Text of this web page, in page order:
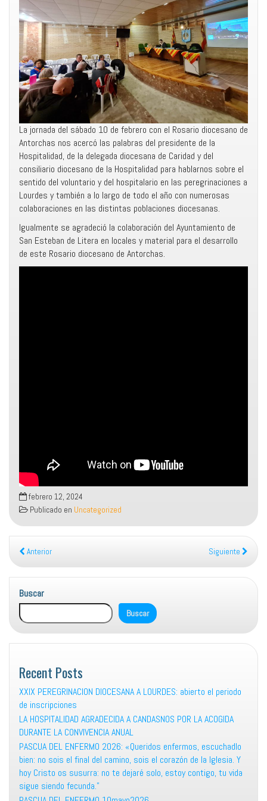
La jornada del sábado 10 de febrero con el Rosario diocesano de
Antorchas nos acercó las palabras del presidente de la
Hospitalidad, de la delegada diocesana de Caridad y del
consiliario diocesano de la Hospitalidad para hablarnos sobre el
sentido del voluntario y del hospitalario en las peregrinaciones a
Lourdes y también a lo largo de todo el año con numerosas
colaboraciones en las distintas poblaciones diocesanas.
Igualmente se agradeció la colaboración del Ayuntamiento de
San Esteban de Litera en locales y material para el desarrollo
de este Rosario diocesano de Antorchas.
febrero 12, 2024
Publicado en Uncategorized
Anterior Siguiente
Buscar
Buscar
Recent Posts
XXIX PEREGRINACION DIOCESANA A LOURDES: abierto el periodo
de inscripciones
LA HOSPITALIDAD AGRADECIDA A CANDASNOS POR LA ACOGIDA
DURANTE LA CONVIVENCIA ANUAL
PASCUA DEL ENFERMO 2026: «Queridos enfermos, escuchadlo
bien: no sois el final del camino, sois el corazón de la Iglesia. Y
hoy Cristo os susurra: no te dejaré solo, estoy contigo, tu vida
sigue siendo fecunda.”